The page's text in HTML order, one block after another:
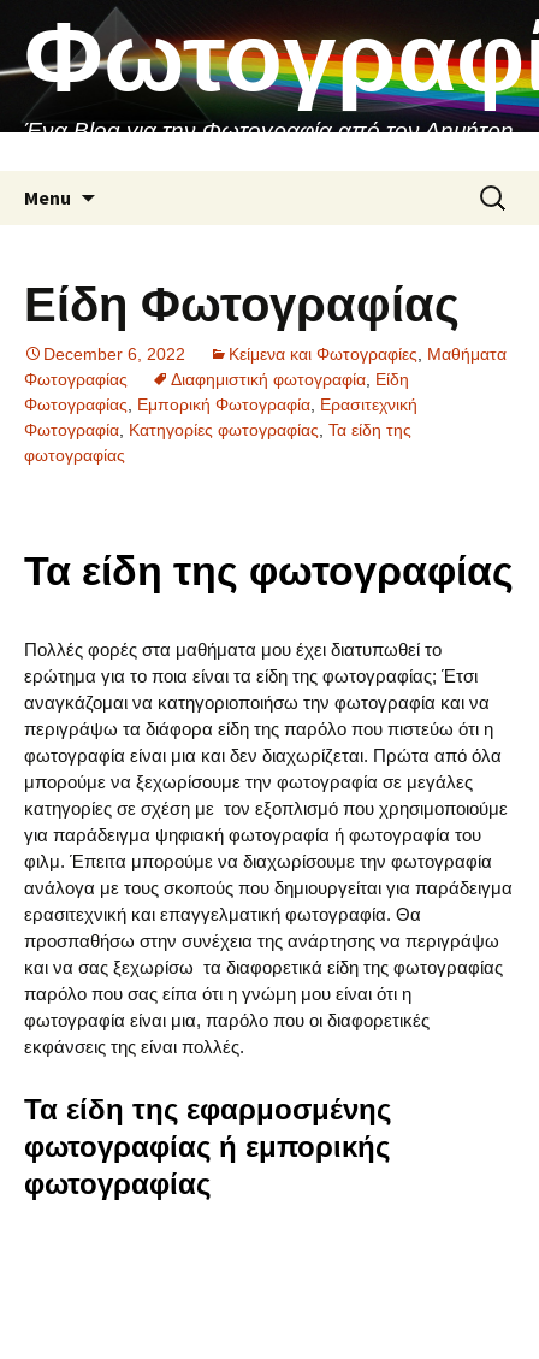
content
Ένα Blog για την Φωτογραφία από τον Δημήτρη
Menu
Search
for:
Είδη Φωτογραφίας
December 6, 2022 Κείμενα και Φωτογραφίες
Μαθήματα
Φωτογραφίας
Διαφημιστική φωτογραφία Είδη
Φωτογραφίας
Εμπορική Φωτογραφία Ερασιτεχνική
Φωτογραφία Κατηγορίες φωτογραφίας Τα είδη της
φωτογραφίας
Τα είδη της φωτογραφίας
Πολλές φορές στα μαθήματα μου έχει διατυπωθεί το
ερώτημα για το ποια είναι τα είδη της φωτογραφίας; Έτσι
αναγκάζομαι να κατηγοριοποιήσω την φωτογραφία και να
περιγράψω τα διάφορα είδη της παρόλο που πιστεύω ότι η
φωτογραφία είναι μια και δεν διαχωρίζεται. Πρώτα από όλα
μπορούμε να ξεχωρίσουμε την φωτογραφία σε μεγάλες
κατηγορίες σε σχέση με τον εξοπλισμό που χρησιμοποιούμε
για παράδειγμα ψηφιακή φωτογραφία ή φωτογραφία του
φιλμ. Έπειτα μπορούμε να διαχωρίσουμε την φωτογραφία
ανάλογα με τους σκοπούς που δημιουργείται για παράδειγμα
ερασιτεχνική και επαγγελματική φωτογραφία. Θα
προσπαθήσω στην συνέχεια της ανάρτησης να περιγράψω
και να σας ξεχωρίσω τα διαφορετικά είδη της φωτογραφίας
παρόλο που σας είπα ότι η γνώμη μου είναι ότι η
φωτογραφία είναι μια, παρόλο που οι διαφορετικές
εκφάνσεις της είναι πολλές.
Τα είδη της εφαρμοσμένης
φωτογραφίας ή εμπορικής
φωτογραφίας